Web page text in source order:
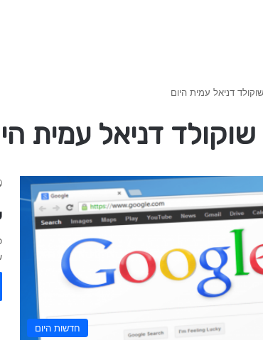
דניאל עמית היום
דניאל עמית
חדשות היום